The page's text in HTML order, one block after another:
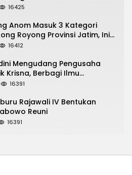
Pakai Dana Pribadi
16425
Anom Masuk 3 Kategori
Royong Provinsi Jatim, Ini
Sekda Trenggalek
16412
Mengudang Pengusaha
Krisna, Berbagi Ilmu
Pariwisata dan UMKM
16391
Rajawali IV Bentukan
Reuni
16391